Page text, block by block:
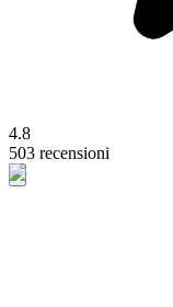
4.8
503 recensioni